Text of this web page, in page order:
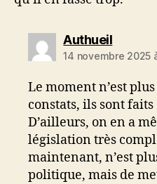
Authueildit :
14 novembre 2025
Le moment n’est
constats, ils sont
D’ailleurs, on en a
législation très
maintenant, n’est
politique, mais de